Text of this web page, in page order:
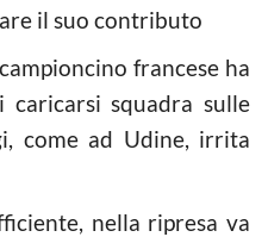
il suo contributo
francese ha
squadra sulle
come ad Udine, irrita
nella ripresa va